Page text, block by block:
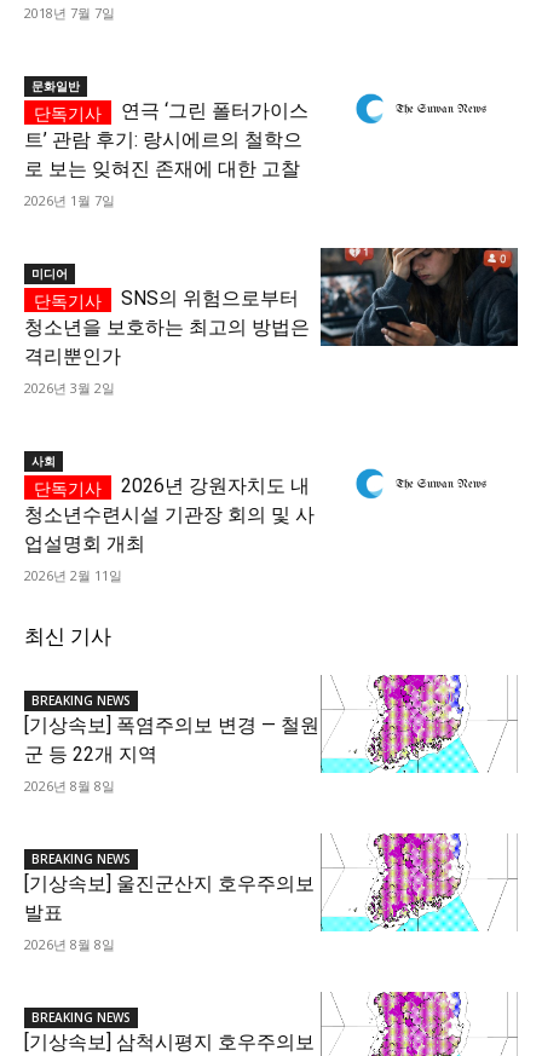
2018년 7월 7일
문화일반
연극 ‘그린 폴터가이스
트’ 관람 후기: 랑시에르의 철학으
로 보는 잊혀진 존재에 대한 고찰
2026년 1월 7일
미디어
SNS의 위험으로부터
청소년을 보호하는 최고의 방법은
격리뿐인가
2026년 3월 2일
사회
2026년 강원자치도 내
청소년수련시설 기관장 회의 및 사
업설명회 개최
2026년 2월 11일
최신 기사
BREAKING NEWS
[기상속보] 폭염주의보 변경 — 철원
군 등 22개 지역
2026년 8월 8일
BREAKING NEWS
[기상속보] 울진군산지 호우주의보
발표
2026년 8월 8일
BREAKING NEWS
[기상속보] 삼척시평지 호우주의보